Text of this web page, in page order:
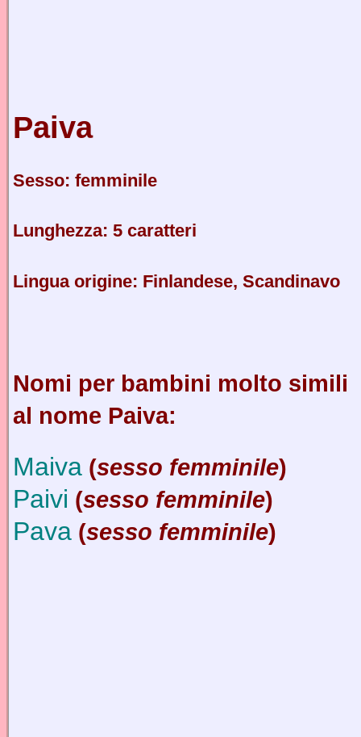
Paiva
Sesso: femminile
Lunghezza: 5 caratteri
Lingua origine: Finlandese, Scandinavo
Nomi per bambini molto simili
al nome Paiva:
Maiva (sesso femminile)
Paivi (sesso femminile)
Pava (sesso femminile)